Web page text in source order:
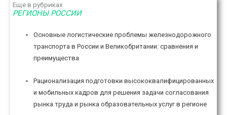
Еще в рубриках
РЕГИОНЫ РОССИИ
Основные логистические проблемы железнодорожного
транспорта в России и Великобритании: сравнения и
преимущества
Рационализация подготовки высококвалифицированных
и мобильных кадров для решения задачи согласования
рынка труда и рынка образовательных услуг в регионе